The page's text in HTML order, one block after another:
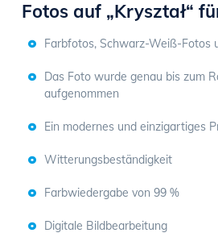
Fotos auf „Kryształ“
Farbfotos, Schwarz-Weiß-Fotos
Das Foto wurde genau bis zum
aufgenommen
Ein modernes und einzigartiges
Witterungsbeständigkeit
Farbwiedergabe von 99 %
Digitale Bildbearbeitung